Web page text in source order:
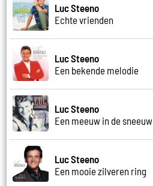
Luc Steeno
Echte vrienden
Luc Steeno
Een bekende melodie
Luc Steeno
Een meeuw in de sneeuw
Luc Steeno
Een mooie zilveren ring